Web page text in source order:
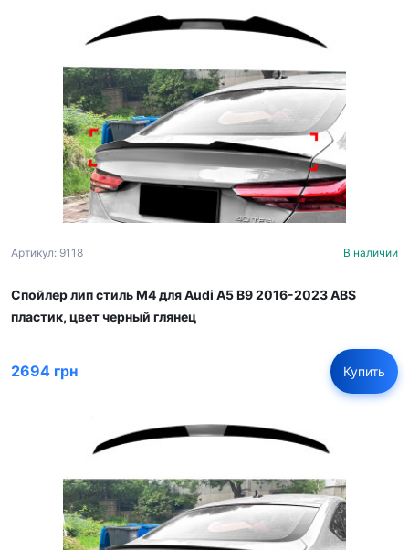
Артикул: 9118 В наличии
Спойлер лип стиль M4 для Audi A5 B9 2016-2023 ABS
пластик, цвет черный глянец
2694 грн Купить